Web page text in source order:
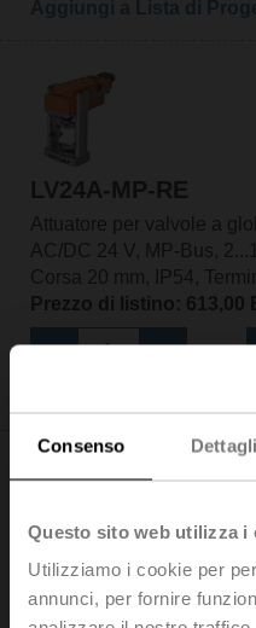
Consenso Dettagli
Questo sito web utilizza i
Utilizziamo i cookie per
annunci, per fornire
LV24A-MP-RE
Attuatore per valvole a
AC/DC 24 V, MP-Bus,
Corsa 20 mm, IP54,
Prezzo di listino: 613,00
LV24A-RE
Attuatore per valvole a